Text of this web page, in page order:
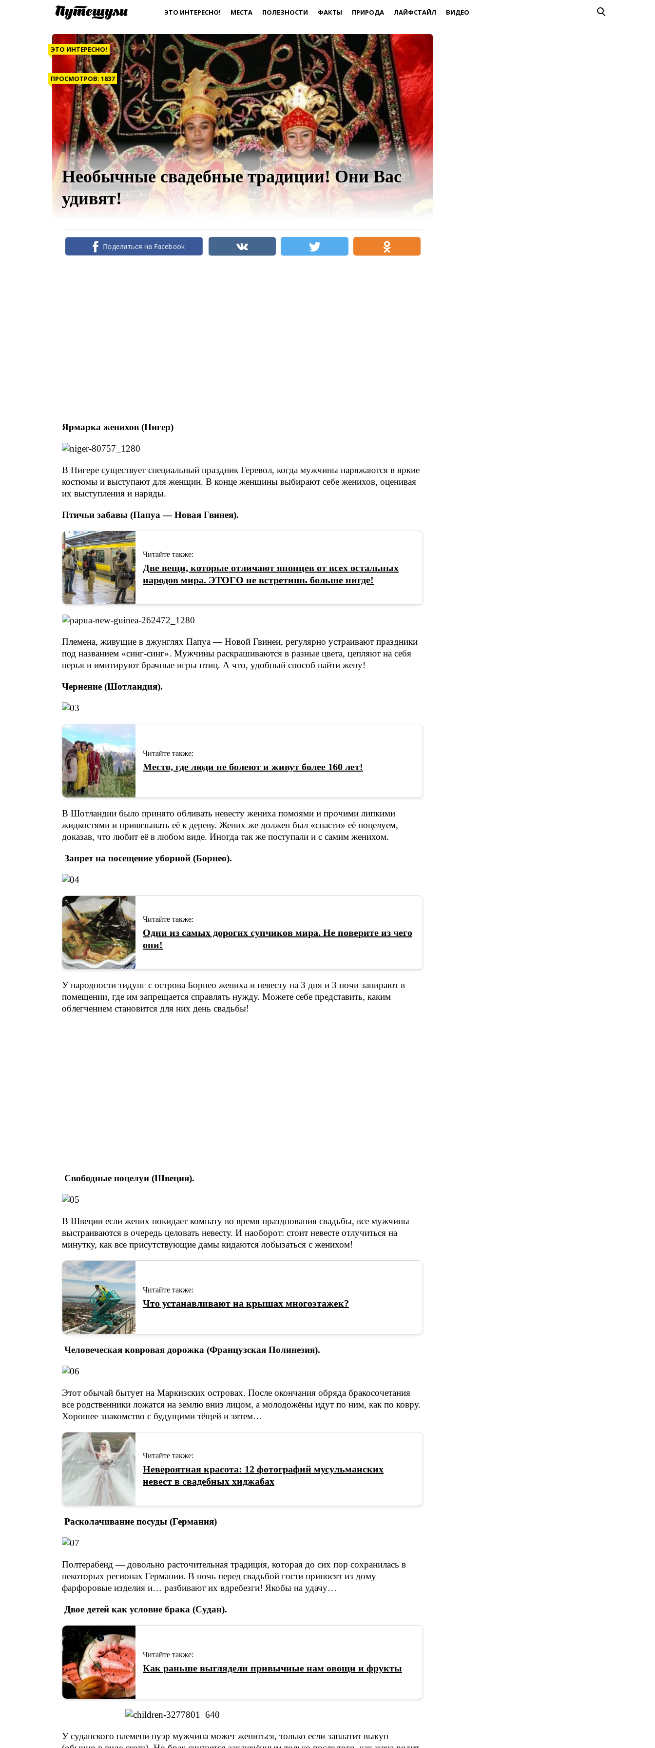
ЭТО ИНТЕРЕСНО! МЕСТА ПОЛЕЗНОСТИ ФАКТЫ ПРИРОДА ЛАЙФСТАЙЛ ВИДЕО
ЭТО ИНТЕРЕСНО!
ПРОСМОТРОВ: 1837
Необычные свадебные традиции! Они Вас
удивят!
Поделиться на Facebook
Ярмарка женихов (Нигер)
В Нигере существует специальный праздник Геревол, когда мужчины наряжаются в яркие
костюмы и выступают для женщин. В конце женщины выбирают себе женихов, оценивая
их выступления и наряды.
Птичьи забавы (Папуа — Новая Гвинея).
Читайте также:
Две вещи, которые отличают японцев от всех остальных
народов мира. ЭТОГО не встретишь больше нигде!
Племена, живущие в джунглях Папуа — Новой Гвинеи, регулярно устраивают праздники
под названием «синг-синг». Мужчины раскрашиваются в разные цвета, цепляют на себя
перья и имитируют брачные игры птиц. А что, удобный способ найти жену!
Чернение (Шотландия).
Читайте также:
Место, где люди не болеют и живут более 160 лет!
В Шотландии было принято обливать невесту жениха помоями и прочими липкими
жидкостями и привязывать её к дереву. Жених же должен был «спасти» её поцелуем,
доказав, что любит её в любом виде. Иногда так же поступали и с самим женихом.
Запрет на посещение уборной (Борнео).
Читайте также:
Одни из самых дорогих супчиков мира. Не поверите из чего
они!
У народности тидунг с острова Борнео жениха и невесту на 3 дня и 3 ночи запирают в
помещении, где им запрещается справлять нужду. Можете себе представить, каким
облегчением становится для них день свадьбы!
Свободные поцелуи (Швеция).
В Швеции если жених покидает комнату во время празднования свадьбы, все мужчины
выстраиваются в очередь целовать невесту. И наоборот: стоит невесте отлучиться на
минутку, как все присутствующие дамы кидаются лобызаться с женихом!
Читайте также:
Что устанавливают на крышах многоэтажек?
Человеческая ковровая дорожка (Французская Полинезия).
Этот обычай бытует на Маркизских островах. После окончания обряда бракосочетания
все родственники ложатся на землю вниз лицом, а молодожёны идут по ним, как по ковру.
Хорошее знакомство с будущими тёщей и зятем…
Читайте также:
Невероятная красота: 12 фотографий мусульманских
невест в свадебных хиджабах
Расколачивание посуды (Германия)
Полтерабенд — довольно расточительная традиция, которая до сих пор сохранилась в
некоторых регионах Германии. В ночь перед свадьбой гости приносят из дому
фарфоровые изделия и… разбивают их вдребезги! Якобы на удачу…
Двое детей как условие брака (Судан).
Читайте также:
Как раньше выглядели привычные нам овощи и фрукты
У суданского племени нуэр мужчина может жениться, только если заплатит выкуп